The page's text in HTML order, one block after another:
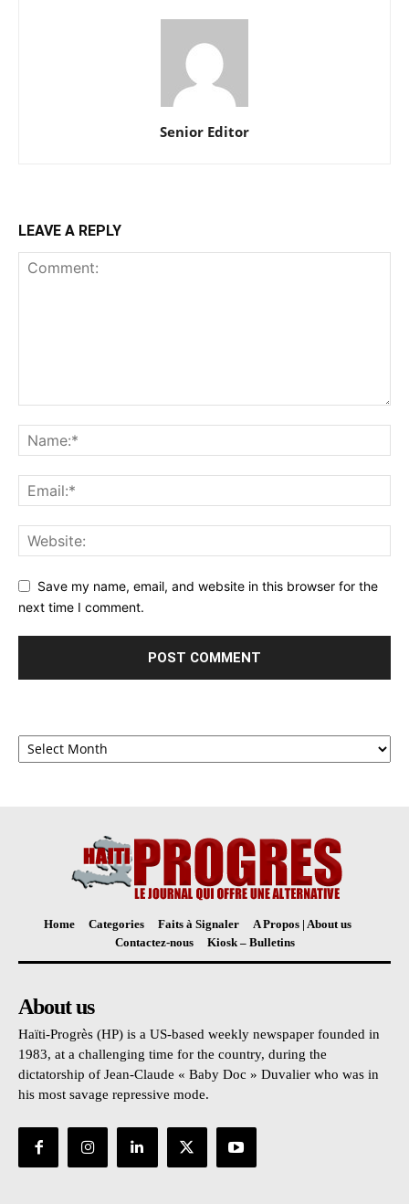
Senior Editor
LEAVE A REPLY
Save my name, email, and website in this browser for the
next time I comment.
Archives
Home Categories Faits à Signaler
A Propos | About us
Contactez-nous
Kiosk – Bulletins
About us
Haïti-Progrès (HP) is a US-based weekly newspaper founded in
1983, at a challenging time for the country, during the
dictatorship of Jean-Claude « Baby Doc » Duvalier who was in
his most savage repressive mode.